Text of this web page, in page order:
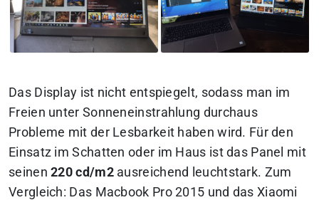
Das Display ist nicht entspiegelt, sodass man im
Freien unter Sonneneinstrahlung durchaus
Probleme mit der Lesbarkeit haben wird. Für den
Einsatz im Schatten oder im Haus ist das Panel mit
seinen220 cd/m2ausreichend leuchtstark. Zum
Vergleich: Das Macbook Pro 2015 und das Xiaomi